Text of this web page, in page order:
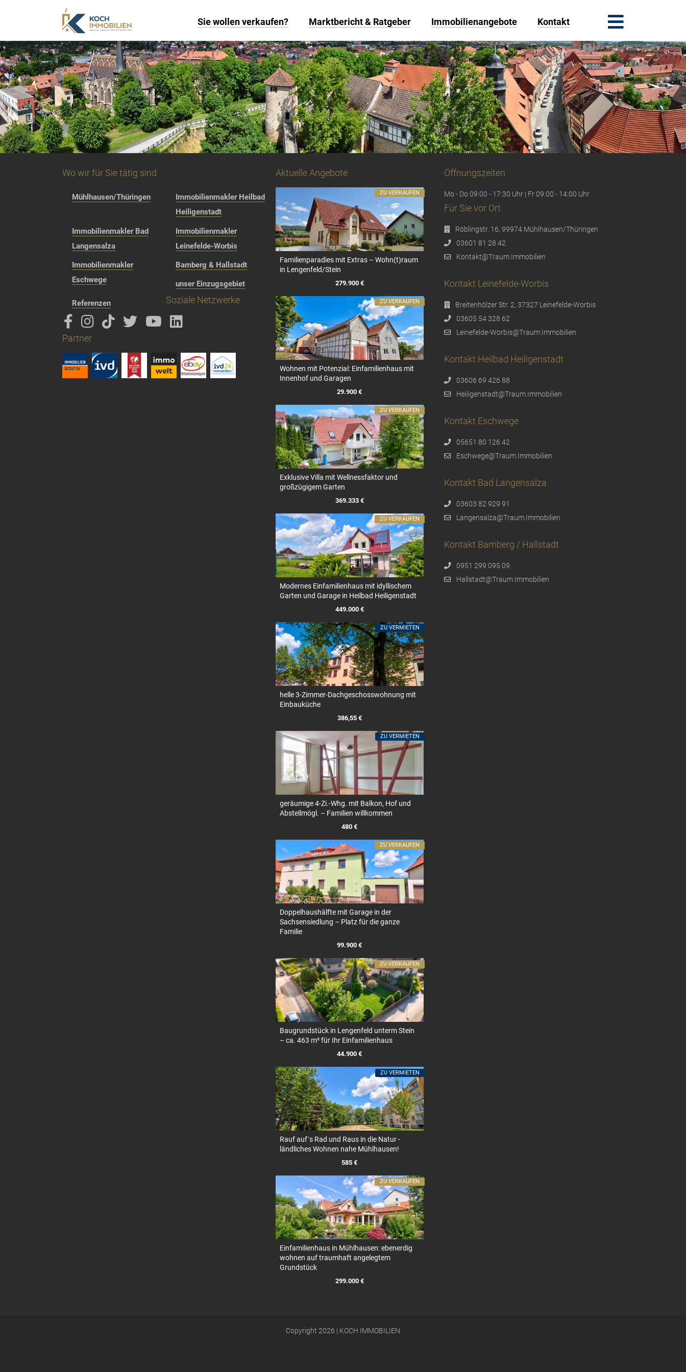
Sie wollen verkaufen? Marktbericht & Ratgeber Immobilienangebote Kontakt
Wo wir für Sie tätig sind
Mühlhausen/Thüringen
Immobilienmakler Heilbad
Heiligenstadt
Immobilienmakler Bad
Langensalza
Immobilienmakler
Leinefelde-Worbis
Immobilienmakler
Eschwege
Bamberg & Hallstadt
unser Einzugsgebiet
Referenzen Soziale Netzwerke
Partner
Aktuelle Angebote
Familienparadies mit Extras – Wohn(t)raum
in Lengenfeld/Stein
279.900 €
ZU VERKAUFEN
Wohnen mit Potenzial: Einfamilienhaus mit
Innenhof und Garagen
29.900 €
ZU VERKAUFEN
Exklusive Villa mit Wellnessfaktor und
großzügigem Garten
369.333 €
ZU VERKAUFEN
Modernes Einfamilienhaus mit idyllischem
Garten und Garage in Heilbad Heiligenstadt
449.000 €
ZU VERKAUFEN
helle 3-Zimmer-Dachgeschosswohnung mit
Einbauküche
386,55 €
ZU VERMIETEN
geräumige 4-Zi.-Whg. mit Balkon, Hof und
Abstellmögl. – Familien willkommen
480 €
ZU VERMIETEN
Doppelhaushälfte mit Garage in der
Sachsensiedlung – Platz für die ganze
Familie
99.900 €
ZU VERKAUFEN
Baugrundstück in Lengenfeld unterm Stein
– ca. 463 m² für Ihr Einfamilienhaus
44.900 €
ZU VERKAUFEN
Rauf auf´s Rad und Raus in die Natur -
ländliches Wohnen nahe Mühlhausen!
585 €
ZU VERMIETEN
Einfamilienhaus in Mühlhausen: ebenerdig
wohnen auf traumhaft angelegtem
Grundstück
299.000 €
ZU VERKAUFEN
Öffnungszeiten
Mo - Do 09:00 - 17:30 Uhr | Fr 09:00 - 14:00 Uhr
Für Sie vor Ort
Röblingstr. 16, 99974 Mühlhausen/Thüringen
03601 81 28 42
Kontakt@Traum.Immobilien
Kontakt Leinefelde-Worbis
Breitenhölzer Str. 2, 37327 Leinefelde-Worbis
03605 54 328 62
Leinefelde-Worbis@Traum.Immobilien
Kontakt Heilbad Heiligenstadt
03606 69 426 88
Heiligenstadt@Traum.Immobilien
Kontakt Eschwege
05651 80 126 42
Eschwege@Traum.Immobilien
Kontakt Bad Langensalza
03603 82 929 91
Langensalza@Traum.Immobilien
Kontakt Bamberg / Hallstadt
0951 299 095 09
Hallstadt@Traum.Immobilien
Copyright 2026 | KOCH IMMOBILIEN